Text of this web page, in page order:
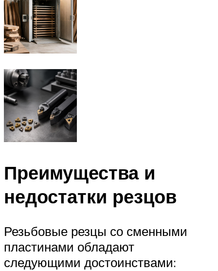
Преимущества и
недостатки резцов
Резьбовые резцы со сменными
пластинами обладают
следующими достоинствами: